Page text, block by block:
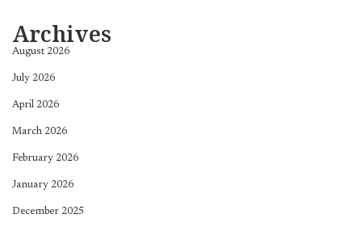
Archives
August 2026
July 2026
April 2026
March 2026
February 2026
January 2026
December 2025